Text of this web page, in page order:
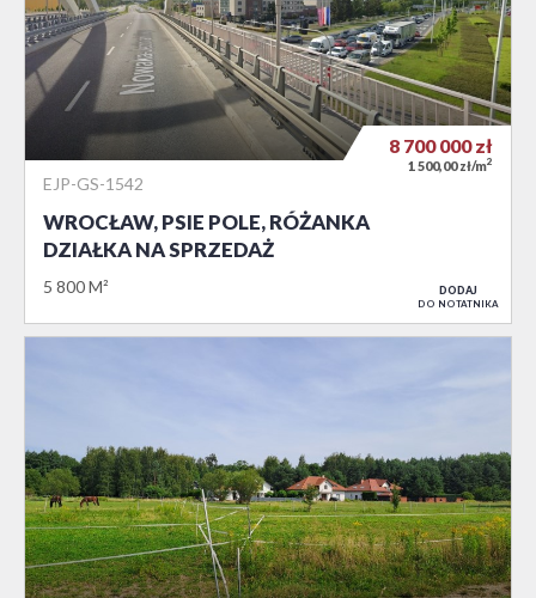
EJP-GS-1542
WROCŁAW, PSIE POLE, RÓŻANKA
DZIAŁKA NA SPRZEDAŻ
5 800 M²
8 700 000zł
1 500,00 zł/m2
DODAJ
DO NOTATNIKA